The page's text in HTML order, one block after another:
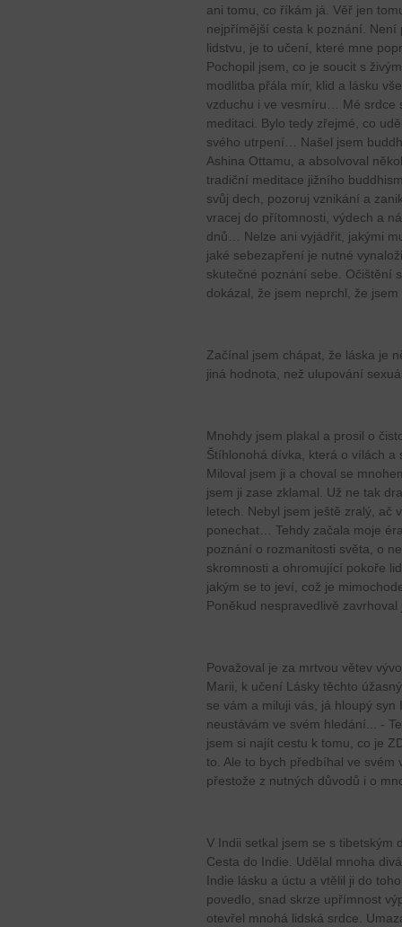
ani tomu, co říkám já. Věř jen
nejpřímější cesta k poznání.
lidstvu, je to učení, které mne
Pochopil jsem, co je soucit s
modlitba přála mír, klid a lásku
vzduchu i ve vesmíru… Mé srdce
meditaci. Bylo tedy zřejmé, co
svého utrpení… Našel jsem
Ashina Ottamu, a absolvoval
tradiční meditace jižního
svůj dech, pozoruj vznikání a
vracej do přítomnosti, výdech a
dnů… Nelze ani vyjádřit, jakými
jaké sebezapření je nutné
skutečné poznání sebe. Očištění
dokázal, že jsem neprchl, že
Začínal jsem chápat, že láska je
jiná hodnota, než ulupování
Mnohdy jsem plakal a prosil o
Štíhlonohá dívka, která o vílách
Miloval jsem ji a choval se
jsem ji zase zklamal. Už ne tak
letech. Nebyl jsem ještě zralý, ač
ponechat… Tehdy začala moje
poznání o rozmanitosti světa, o
skromnosti a ohromující pokoře
jakým se to jeví, což je
Poněkud nespravedlivě
Považoval je za mrtvou větev
Marii, k učení Lásky těchto
se vám a miluji vás, já hloupý
neustávám ve svém hledání... -
jsem si najít cestu k tomu, co je
to. Ale to bych předbíhal ve svém
přestože z nutných důvodů i o
V Indii setkal jsem se s tibetským
Cesta do Indie. Udělal mnoha
Indie lásku a úctu a vtělil ji do
povedlo, snad skrze upřímnost
otevřel mnohá lidská srdce.